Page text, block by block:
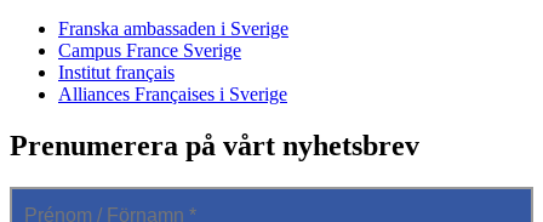
Franska ambassaden i Sverige
Campus France Sverige
Institut français
Alliances Françaises i Sverige
Prenumerera på vårt nyhetsbrev